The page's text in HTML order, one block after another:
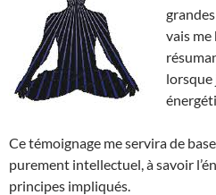
vais me
lorsque
Ce témoignage me servira de
purement intellectuel, à savoir
principes impliqués.